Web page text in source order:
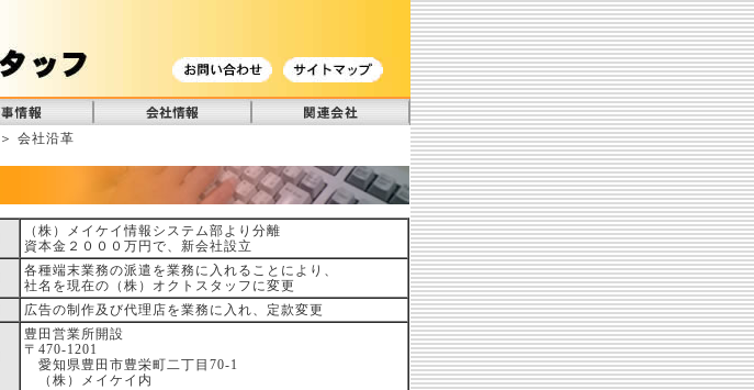
＞ 会社沿革
（株）メイケイ情報システム部より分離
資本金２０００万円で、新会社設立
各種端末業務の派遣を業務に入れることにより、
社名を現在の（株）オクトスタッフに変更
広告の制作及び代理店を業務に入れ、定款変更
豊田営業所開設
〒470-1201
愛知県豊田市豊栄町二丁目70-1
（株）メイケイ内